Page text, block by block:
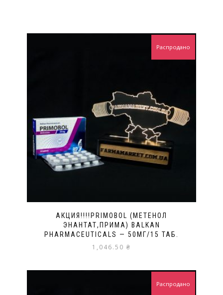
АКЦИЯ!!!!PRIMOBOL (МЕТЕНОЛ
ЭНАНТАТ,ПРИМА) BALKAN
PHARMACEUTICALS — 50МГ/15 ТАБ.
1,046.50 ₴
Распродано
Распродано